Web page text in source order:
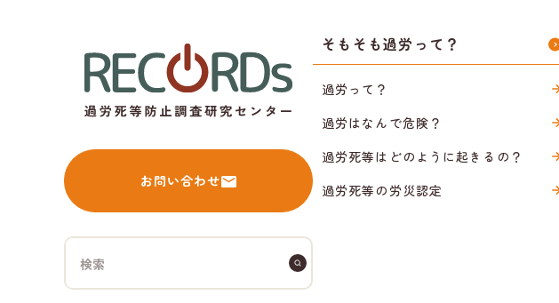
そもそも過労って？
過労って？
過労はなんで危険？
過労死等はどのように起きるの？
過労死等の労災認定
お問い合わせ